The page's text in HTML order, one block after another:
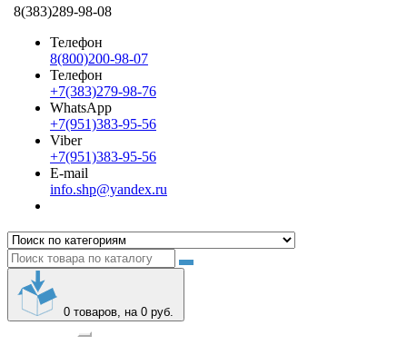
8(383)289-98-08
Телефон
8(800)200-98-07
Телефон
+7(383)279-98-76
WhatsApp
+7(951)383-95-56
Viber
+7(951)383-95-56
E-mail
info.shp@yandex.ru
0 товаров, на 0 руб.